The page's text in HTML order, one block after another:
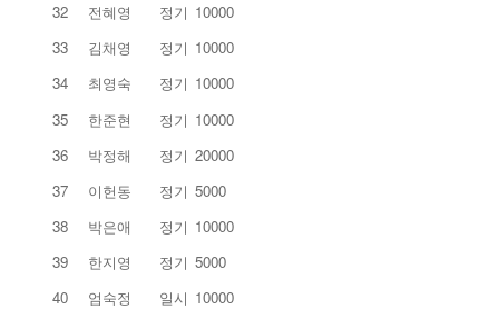
32
전혜영 정기 10000
33
김채영 정기 10000
34
최영숙 정기 10000
35
한준현 정기 10000
36
박정해 정기 20000
37
이헌동 정기 5000
38
박은애 정기 10000
39
한지영 정기 5000
40
엄숙정 일시 10000